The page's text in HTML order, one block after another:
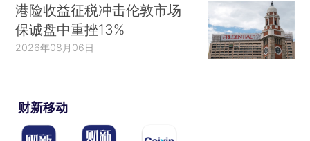
港险收益征税冲击伦敦市场
保诚盘中重挫13%
2026年08月06日
财新移动